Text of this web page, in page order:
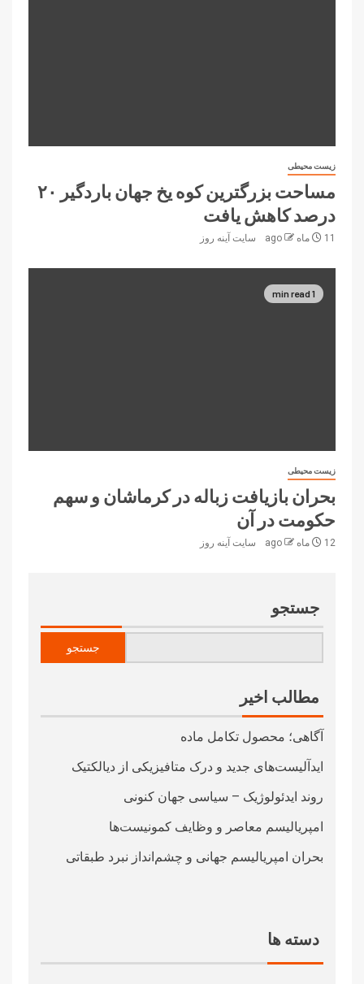
زیست محیطی
مساحت بزرگترین کوه یخ جهان باردگیر ۲۰
درصد کاهش یافت
11 ماه ago سایت آینه‌ روز
1 min read
زیست محیطی
بحران بازیافت زباله در کرماشان و سهم
حکومت در آن
12 ماه ago سایت آینه‌ روز
جستجو
جستجو
مطالب اخیر
آگاهی؛ محصول تکامل ماده
ایدآلیست‌های جدید و درک متافیزیکی از دیالکتیک
روند ایدئولوژیک – سیاسی جهان کنونی
امپریالیسم معاصر و وظایف کمونیست‌ها
بحران امپریالیسم جهانی و چشم‌انداز نبرد طبقاتی
دسته ها